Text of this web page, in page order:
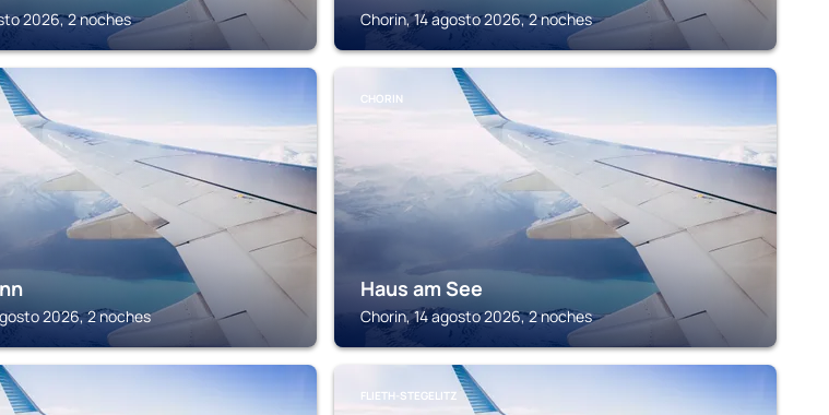
2026, 2 noches Chorin, 14 agosto 2026, 2 noches
2026, 2 noches
CHORIN
Haus am See
Chorin, 14 agosto 2026, 2 noches
FLIETH-STEGELITZ